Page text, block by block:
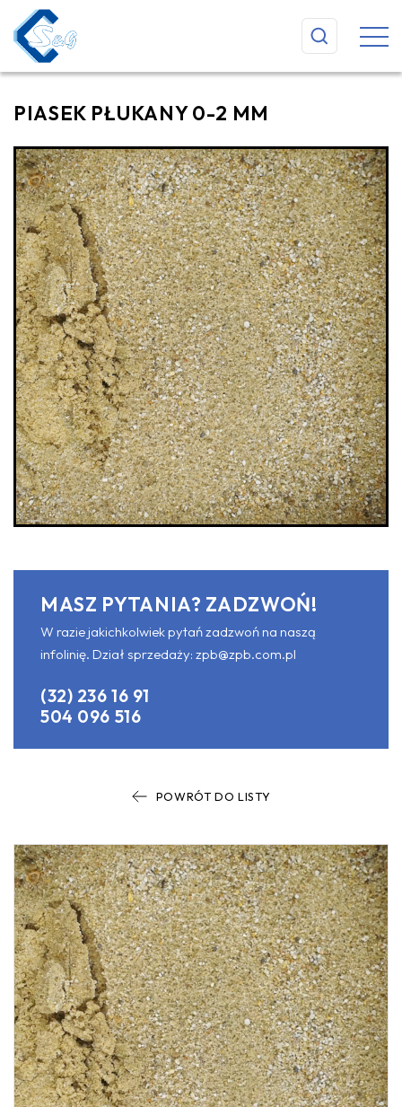
PIASEK PŁUKANY 0-2 MM
MASZ PYTANIA? ZADZWOŃ!
W razie jakichkolwiek pytań zadzwoń na naszą
infolinię. Dział sprzedaży: zpb@zpb.com.pl
(32) 236 16 91
504 096 516
POWRÓT DO LISTY